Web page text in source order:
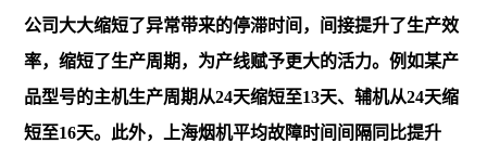
公司大大缩短了异常带来的停滞时间，间接提升了生产效
率，缩短了生产周期，为产线赋予更大的活力。例如某产
品型号的主机生产周期从24天缩短至13天、辅机从24天缩
短至16天。此外，上海烟机平均故障时间间隔同比提升